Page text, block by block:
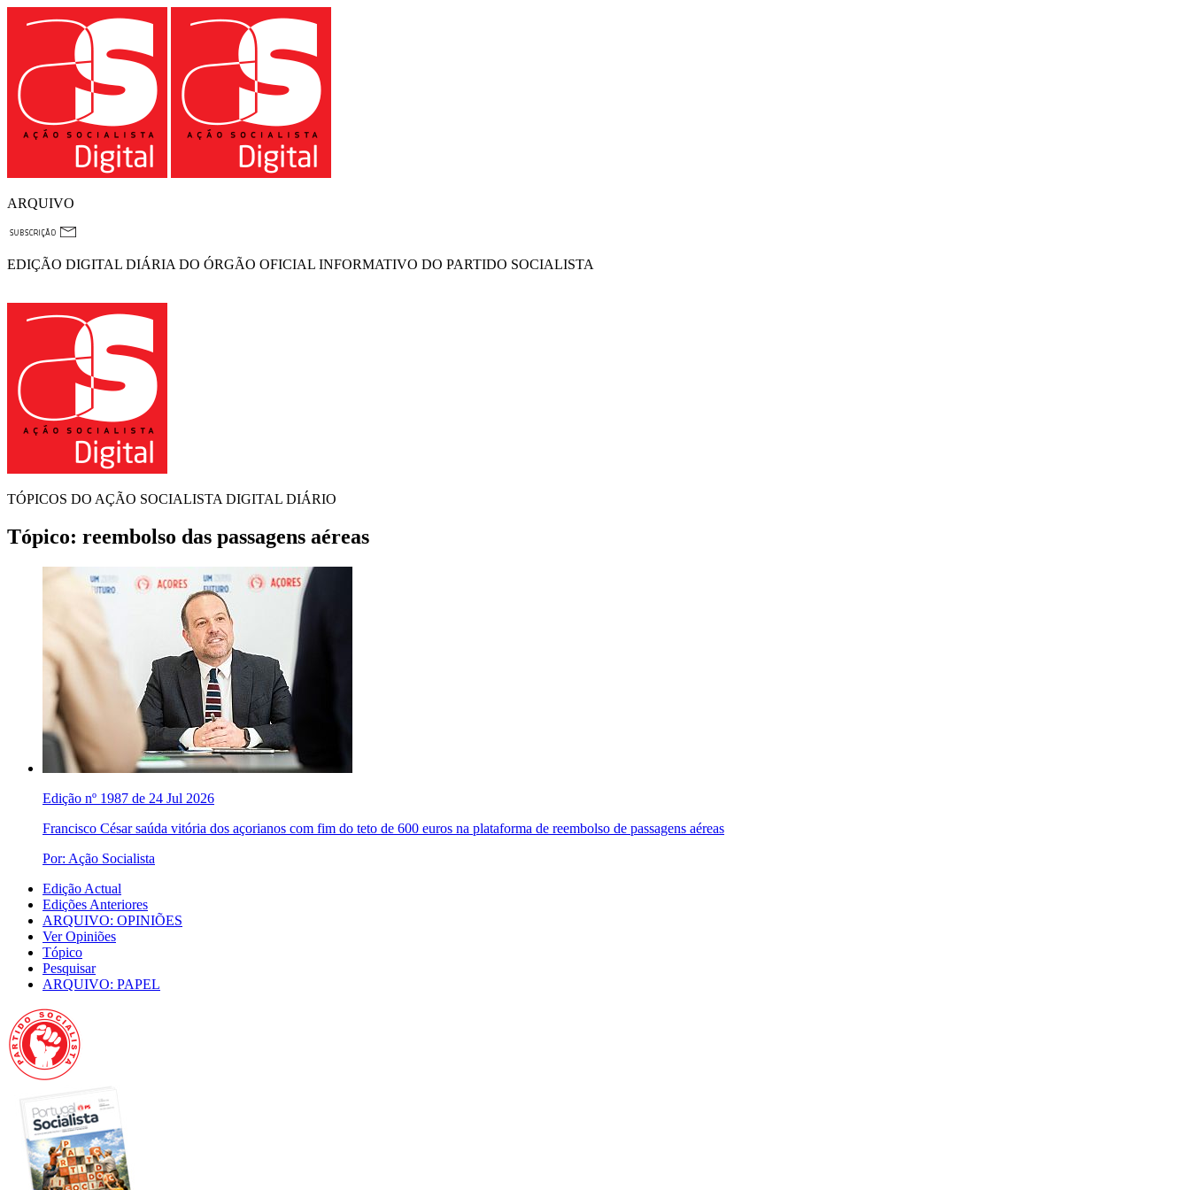
ARQUIVO
EDIÇÃO DIGITAL DIÁRIA DO ÓRGÃO OFICIAL INFORMATIVO DO PARTIDO SOCIALISTA
TÓPICOS DO AÇÃO SOCIALISTA DIGITAL DIÁRIO
Tópico: reembolso das passagens aéreas
Edição nº 1987 de 24 Jul 2026
Francisco César saúda vitória dos açorianos com fim do teto de 600 euros na plataforma de reembolso de passagens aéreas
Por: Ação Socialista
Edição Actual
Edições Anteriores
ARQUIVO: OPINIÕES
Ver Opiniões
Tópico
Pesquisar
ARQUIVO: PAPEL